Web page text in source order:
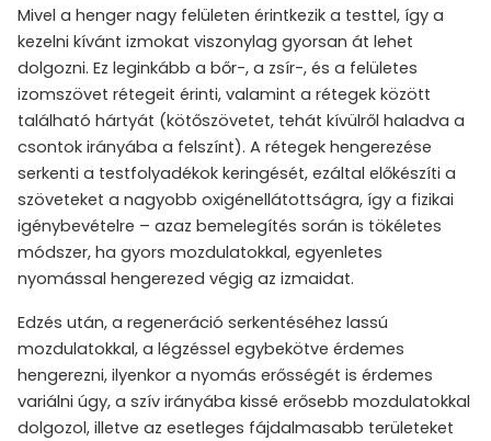
Mivel a henger nagy felületen érintkezik a testtel, így a
kezelni kívánt izmokat viszonylag gyorsan át lehet
dolgozni. Ez leginkább a bőr-, a zsír-, és a felületes
izomszövet rétegeit érinti, valamint a rétegek között
található hártyát (kötőszövetet, tehát kívülről haladva a
csontok irányába a felszínt). A rétegek hengerezése
serkenti a testfolyadékok keringését, ezáltal előkészíti a
szöveteket a nagyobb oxigénellátottságra, így a fizikai
igénybevételre – azaz bemelegítés során is tökéletes
módszer, ha gyors mozdulatokkal, egyenletes
nyomással hengerezed végig az izmaidat.
Edzés után, a regeneráció serkentéséhez lassú
mozdulatokkal, a légzéssel egybekötve érdemes
hengerezni, ilyenkor a nyomás erősségét is érdemes
variálni úgy, a szív irányába kissé erősebb mozdulatokkal
dolgozol, illetve az esetleges fájdalmasabb területeket